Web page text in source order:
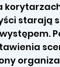
starają